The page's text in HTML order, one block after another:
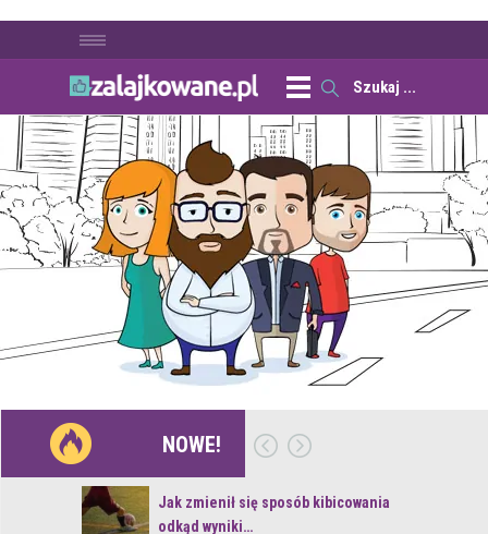
NOWE!
Jak zmienił się sposób kibicowania
odkąd wyniki…